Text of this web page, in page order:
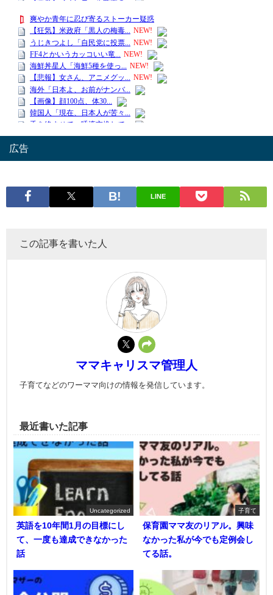
広告
LINE
この記事を書いた人
ママキャリスマ管理人
子育てなどのワーママ向けの情報を発信しています。
最近書いた記事
Uncategorized
英語を10年間1月の目標にし
て、一度も達成できなかった
話
子育て
保育園ママ友のリアル。興味
なかった私が今でも定例会し
てる話。